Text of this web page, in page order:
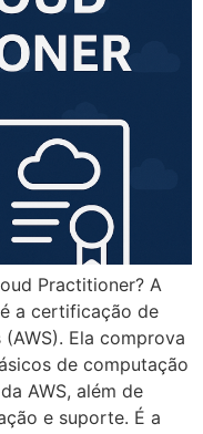
Practitioner? A
a certificação de
Ela comprova
de computação
AWS, além de
e suporte. É a